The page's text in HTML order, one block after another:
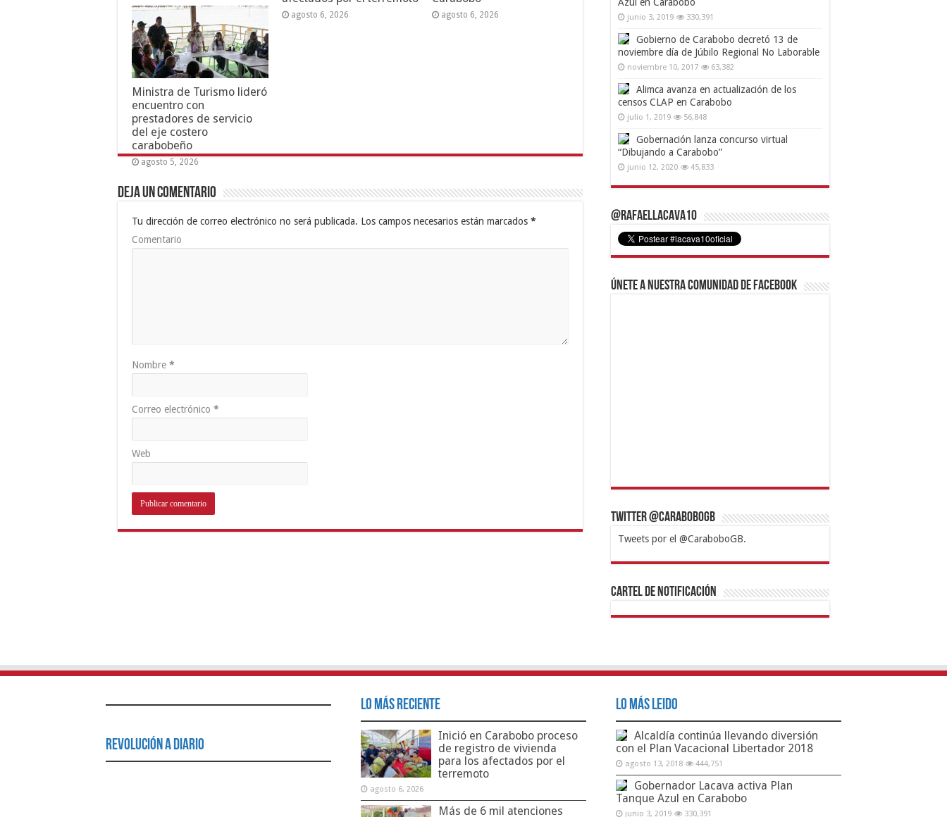
agosto 6, 2026 agosto 6, 2026
Ministra de Turismo lideró
encuentro con
prestadores de servicio
del eje costero
carabobeño
agosto 5, 2026
Deja un comentario
Tu dirección de correo electrónico no será publicada. Los campos necesarios están marcados *
Comentario
Nombre *
Correo electrónico *
Web
junio 3, 2019 330,391
Gobierno de Carabobo decretó 13 de
noviembre día de Júbilo Regional No Laborable
noviembre 10, 2017 63,382
Alimca avanza en actualización de los
censos CLAP en Carabobo
julio 1, 2019 56,848
Gobernación lanza concurso virtual
“Dibujando a Carabobo”
junio 12, 2020 45,833
@RafaelLacava10
Únete a nuestra comunidad de Facebook
Twitter @CaraboboGB
Tweets por el @CaraboboGB.
1xbetBetturkeyBetistKralbetSupertotobetTipobet
https://mvbcasino.com/
Cartel de Notificación
Revolución a Diario
Lo Más Reciente
Inició en Carabobo proceso
de registro de vivienda
para los afectados por el
terremoto
agosto 6, 2026
Más de 6 mil atenciones
Lo Más Leido
Alcaldía continúa llevando diversión
con el Plan Vacacional Libertador 2018
agosto 13, 2018 444,751
Gobernador Lacava activa Plan
Tanque Azul en Carabobo
junio 3, 2019 330,391